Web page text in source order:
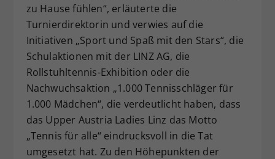
zu Hause fühlen“, erläuterte die
Turnierdirektorin und verwies auf die
Initiativen „Sport und Spaß mit den Stars“, die
Schulaktionen mit der LINZ AG, die
Rollstuhltennis-Exhibition oder die
Nachwuchsaktion „1.000 Tennisschläger für
1.000 Mädchen“, die verdeutlicht haben, dass
das Upper Austria Ladies Linz das Motto
„Tennis für alle“ eindrucksvoll in die Tat
umgesetzt hat. Zu den Höhepunkten der